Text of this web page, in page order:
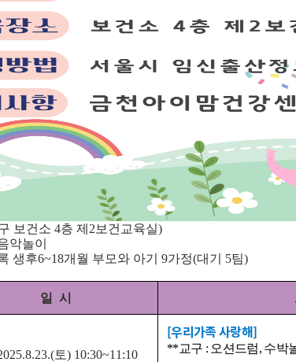
보건소 4층 제2보건교육실)
악놀이
생후6~18개월 부모와 아기 9가정(대기 5팀)
일 시
토) 10:30~11:10
[우리가족 사랑해]
**교구 : 오션드럼, 수박